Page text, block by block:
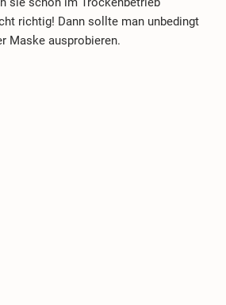
richtig! Dann sollte man unbedingt
Maske ausprobieren.